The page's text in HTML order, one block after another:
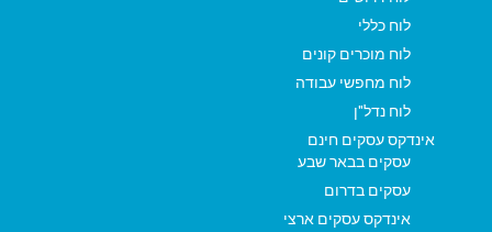
לוח כללי
לוח מוכרים קונים
לוח מחפשי עבודה
לוח נדל"ן
אינדקס עסקים חינם
עסקים בבאר שבע
עסקים בדרום
אינדקס עסקים ארצי